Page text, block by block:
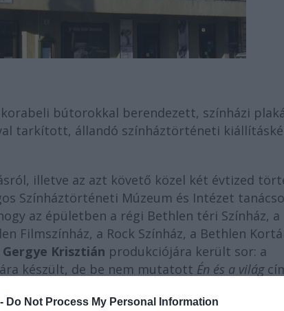
Do Not Process My Personal Information
bútorokkal berendezett, színházi
tarkított, állandó színháztörténeti
illetve az azt követő közel két évtized
Színháztörténeti Múzeum és Intézet
az épületben a régi Bethlen téri Színház, a
Filmszínház, a Rock Színház, a Bethlen
Gergye Krisztián produkciójára került sor: a
készült, de be nem mutatott Én és a világ